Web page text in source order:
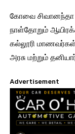
கோவை சிவானந்தா
நாள்தோறும்
கல்லூரி
அரசு மற்றும்
Advertisement